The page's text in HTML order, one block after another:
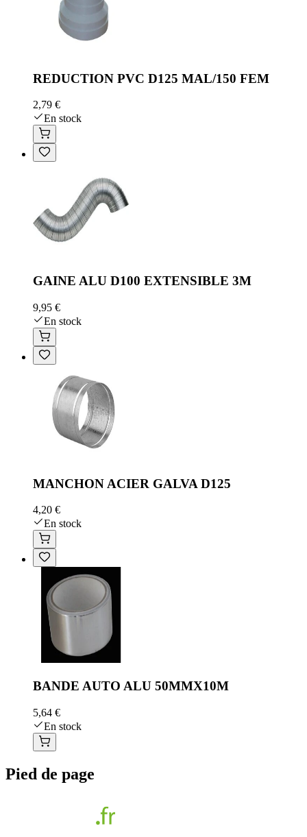
REDUCTION PVC D125 MAL/150 FEM
2,79 €
En stock
GAINE ALU D100 EXTENSIBLE 3M
9,95 €
En stock
MANCHON ACIER GALVA D125
4,20 €
En stock
BANDE AUTO ALU 50MMX10M
5,64 €
En stock
Pied de page